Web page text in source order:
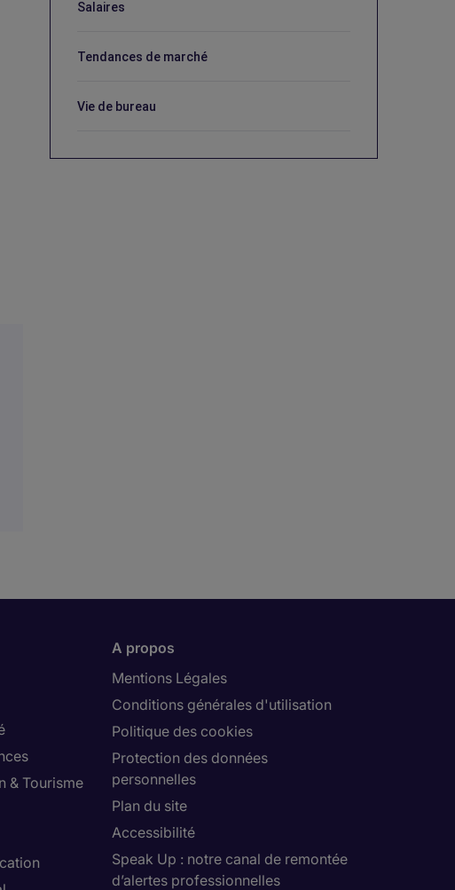
Salaires
Tendances de marché
Vie de bureau
& Tourisme
A propos
Mentions Légales
Conditions générales d'utilisation
Politique des cookies
Protection des données
personnelles
Plan du site
Accessibilité
Speak Up : notre canal de remontée
d’alertes professionnelles